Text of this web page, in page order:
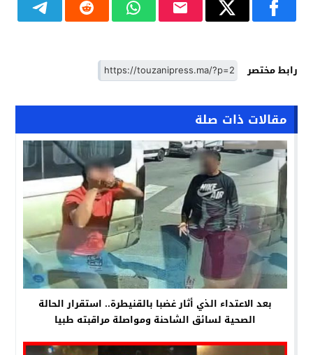
رابط مختصر
مقالات ذات صلة
بعد الاعتداء الذي أثار غضبا بالقنيطرة.. استقرار الحالة
الصحية لسائق الشاحنة ومواصلة مراقبته طبيا